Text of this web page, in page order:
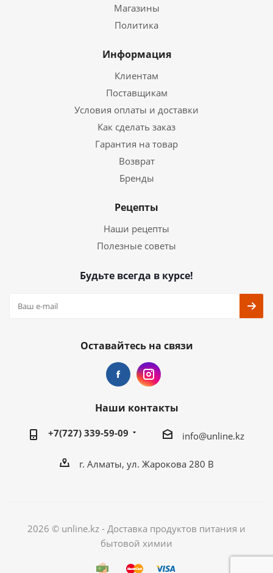
Магазины
Политика
Информация
Клиентам
Поставщикам
Условия оплаты и доставки
Как сделать заказ
Гарантия на товар
Возврат
Бренды
Рецепты
Наши рецепты
Полезные советы
Будьте всегда в курсе!
Оставайтесь на связи
Наши контакты
+7(727) 339-59-09 info@unline.kz
г. Алматы, ул. Жарокова 280 В
2026 © unline.kz - Доставка продуктов питания и
бытовой химии